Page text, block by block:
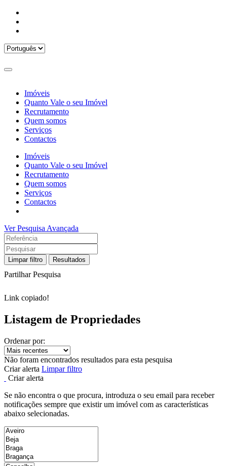
Imóveis
Quanto Vale o seu Imóvel
Recrutamento
Quem somos
Serviços
Contactos
Imóveis
Quanto Vale o seu Imóvel
Recrutamento
Quem somos
Serviços
Contactos
Ver Pesquisa Avançada
Limpar filtro Resultados
Partilhar Pesquisa
Link copiado!
Listagem de Propriedades
Ordenar por:
Não foram encontrados resultados para esta pesquisa
Criar alerta Limpar filtro
Criar alerta
Se não encontra o que procura, introduza o seu email para receber
notificações sempre que existir um imóvel com as características
abaixo selecionadas.